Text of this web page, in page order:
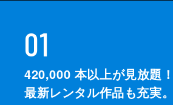
01
420,000 本以上が見放題！
最新レンタル作品も充実。